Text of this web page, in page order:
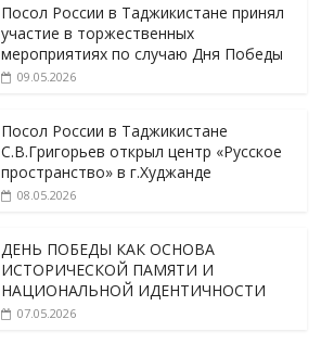
Посол России в Таджикистане принял
участие в торжественных
мероприятиях по случаю Дня Победы
09.05.2026
Посол России в Таджикистане
С.В.Григорьев открыл центр «Русское
пространство» в г.Худжанде
08.05.2026
ДЕНЬ ПОБЕДЫ КАК ОСНОВА
ИСТОРИЧЕСКОЙ ПАМЯТИ И
НАЦИОНАЛЬНОЙ ИДЕНТИЧНОСТИ
07.05.2026